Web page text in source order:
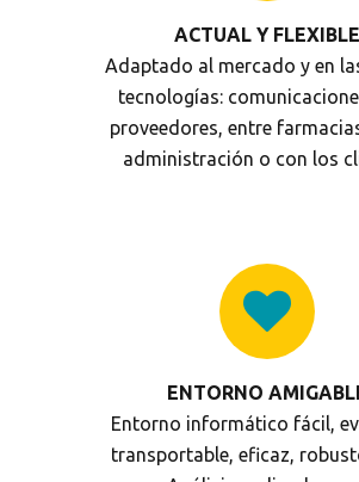
ACTUAL Y FLEXIBLE
Adaptado al mercado y en
tecnologías:
proveedores, entre
administración o con los
ENTORNO
Entorno informático fácil,
transportable, eficaz,